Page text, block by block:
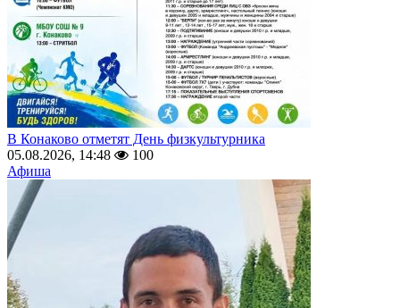
В Конаково отметят День физкультурника
05.08.2026, 14:48
100
Афиша